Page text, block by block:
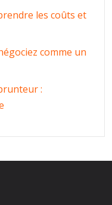
les coûts et
comme un
: